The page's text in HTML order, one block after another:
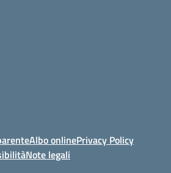
Albo onlinePrivacy Policy
Note legali